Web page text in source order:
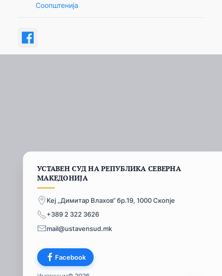
Соопштенија
УСТАВЕН СУД НА РЕПУБЛИКА СЕВЕРНА
МАКЕДОНИЈА
Кеј „Димитар Влахов“ бр.19, 1000 Скопје
+389 2 322 3626
mail@ustavensud.mk
Facebook